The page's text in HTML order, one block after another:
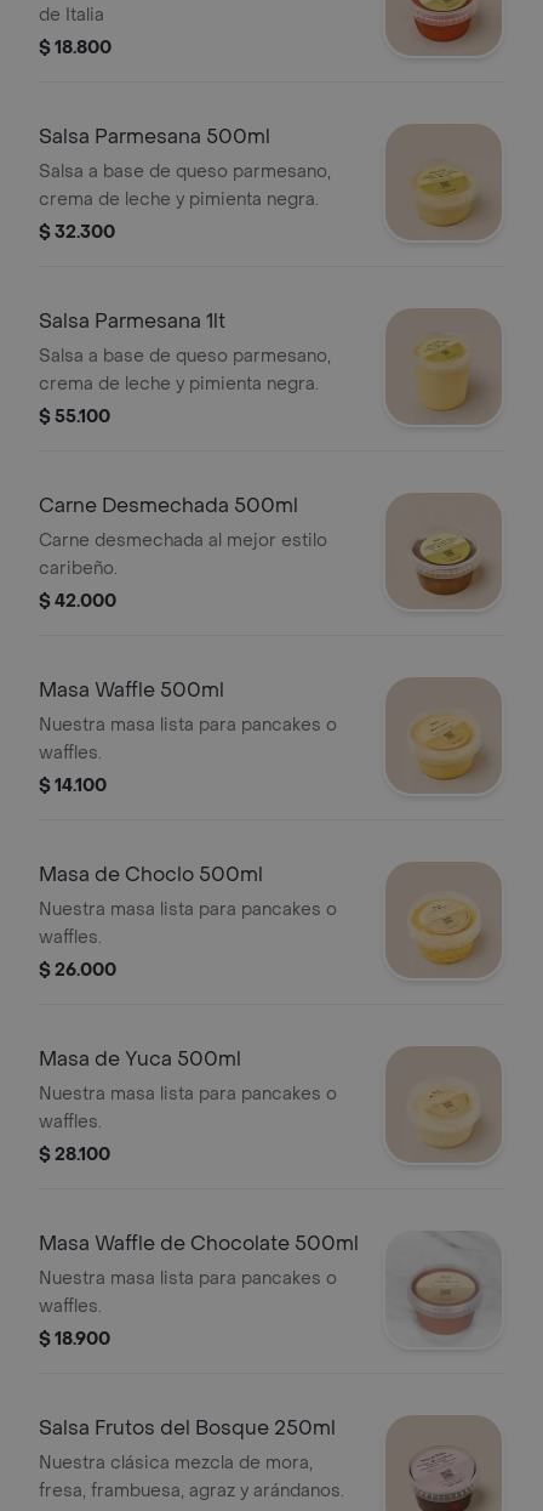
de Italia
$ 18.800
Salsa Parmesana 500ml
Salsa a base de queso parmesano,
crema de leche y pimienta negra.
$ 32.300
Salsa Parmesana 1lt
Salsa a base de queso parmesano,
crema de leche y pimienta negra.
$ 55.100
Carne Desmechada 500ml
Carne desmechada al mejor estilo
caribeño.
$ 42.000
Masa Waffle 500ml
Nuestra masa lista para pancakes o
waffles.
$ 14.100
Masa de Choclo 500ml
Nuestra masa lista para pancakes o
waffles.
$ 26.000
Masa de Yuca 500ml
Nuestra masa lista para pancakes o
waffles.
$ 28.100
Masa Waffle de Chocolate 500ml
Nuestra masa lista para pancakes o
waffles.
$ 18.900
Salsa Frutos del Bosque 250ml
Nuestra clásica mezcla de mora,
fresa, frambuesa, agraz y arándanos.